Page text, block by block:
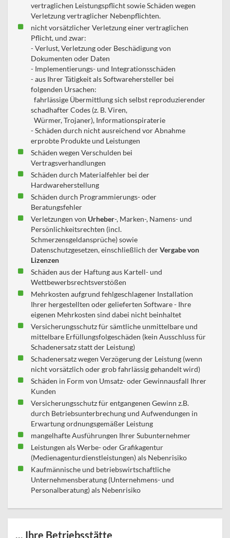
vertraglichen Leistungspflicht sowie Schäden wegen
Verletzung vertraglicher Nebenpflichten.
nicht vorsätzlicher Verletzung einer vertraglichen
Pflicht, und zwar:
- Verlust, Verletzung oder Beschädigung von
Dokumenten oder Daten
- Implementierungs- und Integrationsschäden
- aus Ihrer Tätigkeit als Softwarehersteller bei
folgenden Ursachen:
fahrlässige Übermittlung sich selbst reproduzierender
schadhafter Codes (z. B. Viren,
Würmer, Trojaner), Informationspiraterie
- Schäden durch nicht ausreichend vor Abnahme
erprobte Produkte und Leistungen
Schäden wegen Verschulden bei
Vertragsverhandlungen
Schäden durch Materialfehler bei der
Hardwareherstellung
Schäden durch Programmierungs- oder
Beratungsfehler
Verletzungen von Urheber-, Marken-, Namens- und
Persönlichkeitsrechten (incl.
Schmerzensgeldansprüche) sowie
Datenschutzgesetzen, einschließlich derVergabe von
Lizenzen
Schäden aus der Haftung aus Kartell- und
Wettbewerbsrechtsverstößen
Mehrkosten aufgrund fehlgeschlagener Installation
Ihrer hergestellten oder gelieferten Software - Ihre
eigenen Mehrkosten sind dabei nicht beinhaltet
Versicherungsschutz für sämtliche unmittelbare und
mittelbare Erfüllungsfolgeschäden (kein Ausschluss für
Schadenersatz statt der Leistung)
Schadenersatz wegen Verzögerung der Leistung (wenn
nicht vorsätzlich oder grob fahrlässig gehandelt wird)
Schäden in Form von Umsatz- oder Gewinnausfall Ihrer
Kunden
Versicherungsschutz für entgangenen Gewinn z.B.
durch Betriebsunterbrechung und Aufwendungen in
Erwartung ordnungsgemäßer Leistung
mangelhafte Ausführungen Ihrer Subunternehmer
Leistungen als Werbe- oder Grafikagentur
(Medienagenturdienstleistungen) als Nebenrisiko
Kaufmännische und betriebswirtschaftliche
Unternehmensberatung (Unternehmens- und
Personalberatung) als Nebenrisiko
... Ihre Betriebsstätte